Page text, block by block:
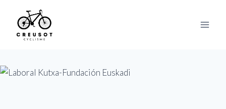
content